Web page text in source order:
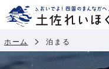
ホーム 泊まる